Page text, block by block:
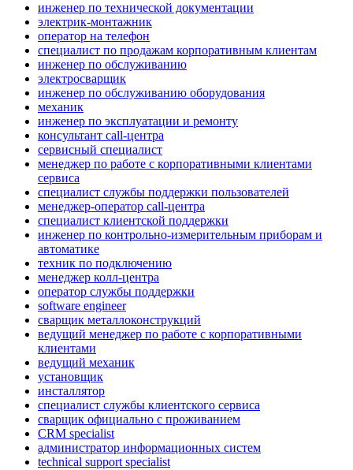
инженер по технической документации
электрик-монтажник
опeрaтoр нa тeлeфoн
специалист по продажам корпоративным клиентам
инженер по обслуживанию
электросварщик
инженер по обслуживанию оборудования
механик
инженер по эксплуатации и ремонту
консультант call-центра
сервисный специалист
менеджер по работе с корпоративными клиентами
сервиса
специалист службы поддержки пользователей
менеджер-оператор call-центра
специалист клиентской поддержки
инженер по контрольно-измерительным приборам и
автоматике
техник по подключению
менеджер колл-центра
оператор службы поддержки
software engineer
сварщик металлоконструкций
ведущий менеджер по работе с корпоративными
клиентами
ведущий механик
установщик
инсталлятор
специалист службы клиентского сервиса
сварщик официально с проживанием
CRM specialist
администратор информационных систем
technical support specialist